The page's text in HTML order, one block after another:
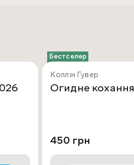
Бестселер
Коллін Гувер
Огидне кохання
450 грн